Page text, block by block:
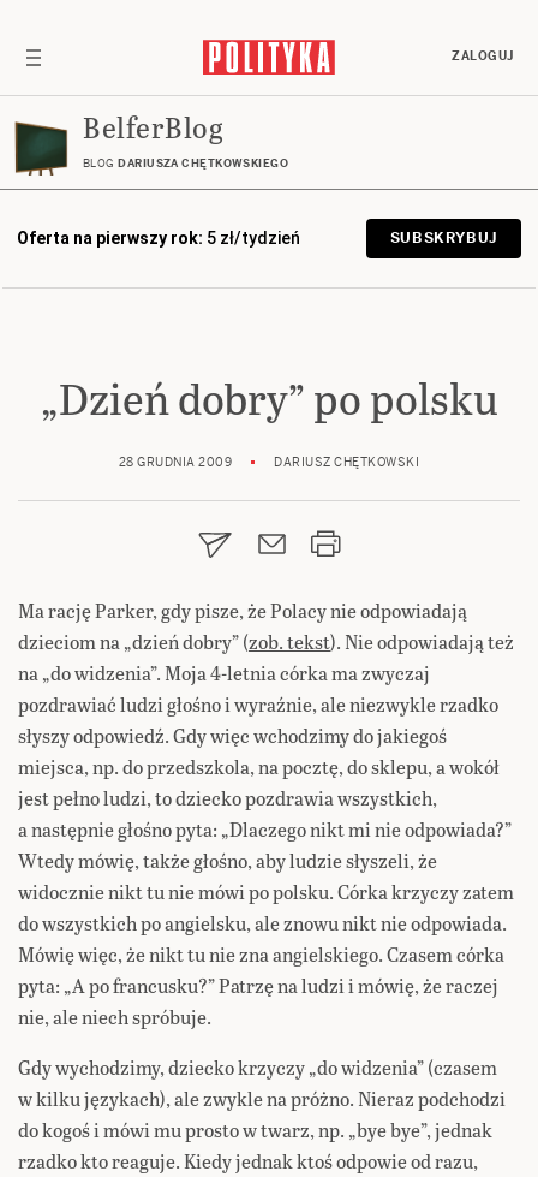
ZALOGUJ
BelferBlog
BLOG DARIUSZA CHĘTKOWSKIEGO
Oferta na pierwszy rok: 5 zł/tydzień SUBSKRYBUJ
„Dzień dobry” po polsku
28 GRUDNIA 2009 DARIUSZ CHĘTKOWSKI
Ma rację Parker, gdy pisze, że Polacy nie odpowiadają
dzieciom na „dzień dobry” (zob. tekst). Nie odpowiadają też
na „do widzenia”. Moja 4-letnia córka ma zwyczaj
pozdrawiać ludzi głośno i wyraźnie, ale niezwykle rzadko
słyszy odpowiedź. Gdy więc wchodzimy do jakiegoś
miejsca, np. do przedszkola, na pocztę, do sklepu, a wokół
jest pełno ludzi, to dziecko pozdrawia wszystkich,
a następnie głośno pyta: „Dlaczego nikt mi nie odpowiada?”
Wtedy mówię, także głośno, aby ludzie słyszeli, że
widocznie nikt tu nie mówi po polsku. Córka krzyczy zatem
do wszystkich po angielsku, ale znowu nikt nie odpowiada.
Mówię więc, że nikt tu nie zna angielskiego. Czasem córka
pyta: „A po francusku?” Patrzę na ludzi i mówię, że raczej
nie, ale niech spróbuje.
Gdy wychodzimy, dziecko krzyczy „do widzenia” (czasem
w kilku językach), ale zwykle na próżno. Nieraz podchodzi
do kogoś i mówi mu prosto w twarz, np. „bye bye”, jednak
rzadko kto reaguje. Kiedy jednak ktoś odpowie od razu,